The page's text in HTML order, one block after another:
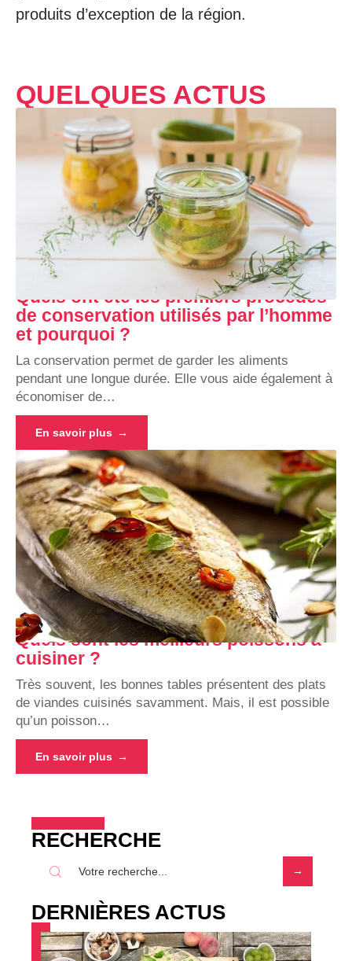
produits d’exception de la région.
QUELQUES ACTUS
Quels ont été les premiers procédés
de conservation utilisés par l’homme
et pourquoi ?
La conservation permet de garder les aliments
pendant une longue durée. Elle vous aide également à
économiser de…
En savoir plus
Quels sont les meilleurs poissons à
cuisiner ?
Très souvent, les bonnes tables présentent des plats
de viandes cuisinés savamment. Mais, il est possible
qu’un poisson…
En savoir plus
RECHERCHE
DERNIÈRES ACTUS